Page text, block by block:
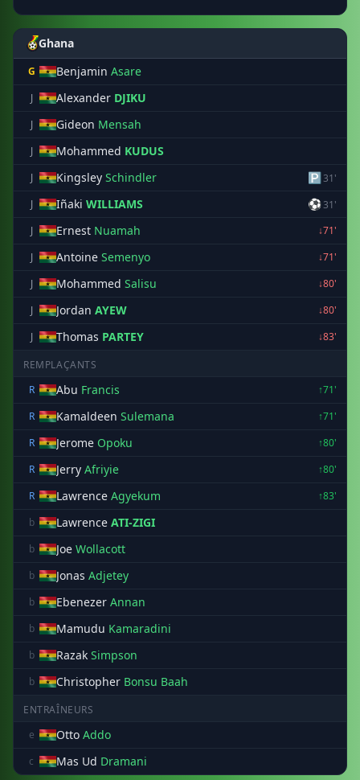
Ghana
G Benjamin Asare
J Alexander DJIKU
J Gideon Mensah
J Mohammed KUDUS
J Kingsley Schindler 🅿31'
J
Iñaki WILLIAMS ⚽31'
J
Ernest Nuamah
↓71'
J
Antoine Semenyo
↓71'
J
Mohammed Salisu
↓80'
J
Jordan AYEW
↓80'
J
Thomas PARTEY ↓83'
REMPLAÇANTS
R
Abu Francis
↑71'
R
Kamaldeen Sulemana
↑71'
R
Jerome Opoku
↑80'
R
Jerry Afriyie
↑80'
R
Lawrence Agyekum
↑83'
b
Lawrence ATI-ZIGI
b Joe Wollacott
b Jonas Adjetey
b Ebenezer Annan
b Mamudu Kamaradini
b Razak Simpson
b Christopher Bonsu Baah
ENTRAÎNEURS
e
Otto Addo
c Mas Ud Dramani